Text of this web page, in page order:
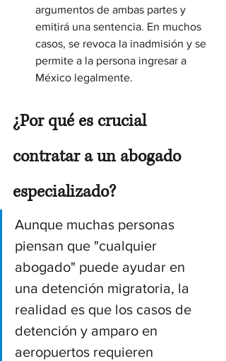
argumentos de ambas partes y
emitirá una sentencia. En muchos
casos, se revoca la inadmisión y se
permite a la persona ingresar a
México legalmente.
¿Por qué es crucial
contratar a un abogado
especializado?
Aunque muchas personas
piensan que "cualquier
abogado" puede ayudar en
una detención migratoria, la
realidad es que los casos de
detención y amparo en
aeropuertos requieren